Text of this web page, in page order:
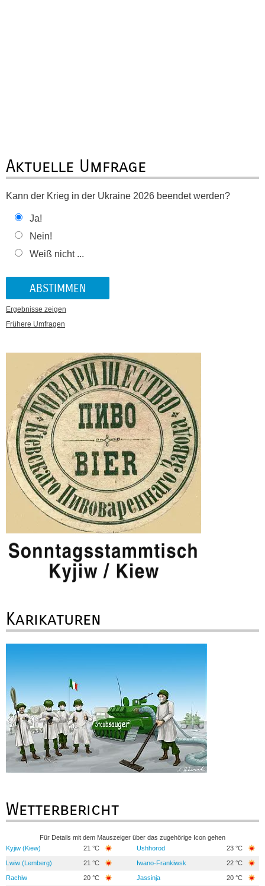
Aktuelle Umfrage
Kann der Krieg in der Ukraine 2026 beendet werden?
Ja!
Nein!
Weiß nicht ...
Ergebnisse zeigen
Frühere Umfragen
Karikaturen
Wetterbericht
Für Details mit dem Mauszeiger über das zugehörige Icon gehen
Kyjiw (Kiew)
21 °C Ushhorod 23 °C
Lwiw (Lemberg) 21 °C Iwano-Frankiwsk 22 °C
Rachiw 20 °C Jassinja 20 °C